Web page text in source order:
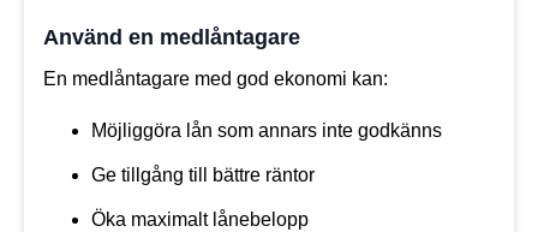
Använd en medlåntagare
En medlåntagare med god ekonomi kan:
Möjliggöra lån som annars inte godkänns
Ge tillgång till bättre räntor
Öka maximalt lånebelopp